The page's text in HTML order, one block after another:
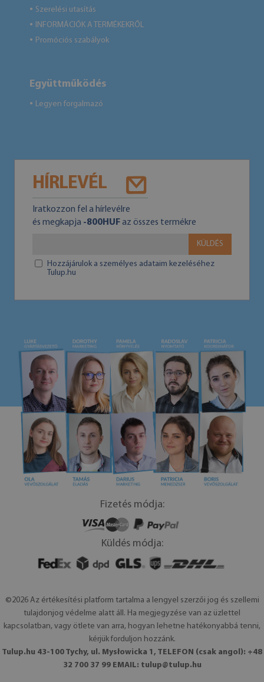
● Szerelési utasítás
● INFORMÁCIÓK A TERMÉKEKRŐL
● Promóciós szabályok
Együttműködés
● Legyen forgalmazó
HÍRLEVÉL
Iratkozzon fel a hírlevélre
és megkapja -800HUFaz összes termékre
KÜLDÉS
Hozzájárulok a személyes adataim kezeléséhez
Tulup.hu
Fizetés módja:
Küldés módja:
©2026 Az értékesítési platform tartalma a lengyel szerzői jog és szellemi
tulajdonjog védelme alatt áll. Ha megjegyzése van az üzlettel
kapcsolatban, vagy ötlete van arra, hogyan lehetne hatékonyabbá tenni,
kérjük forduljon hozzánk.
Tulup.hu 43-100 Tychy, ul. Mysłowicka 1, TELEFON (csak angol): +48
32 700 37 99 EMAIL: tulup@tulup.hu